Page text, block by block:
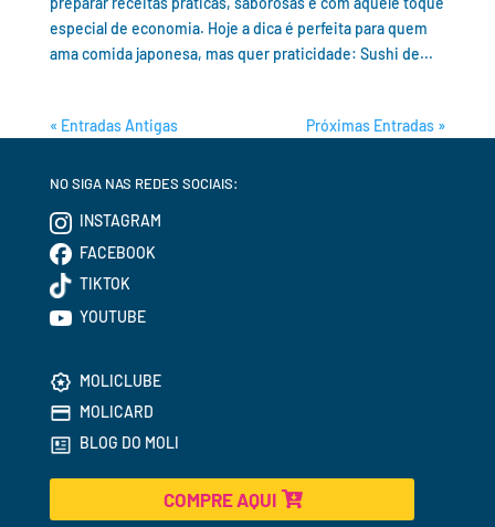
especial de economia. Hoje a dica é perfeita para quem
ama comida japonesa, mas quer praticidade: Sushi de...
« Entradas Antigas Próximas Entradas »
NO SIGA NAS REDES SOCIAIS:
INSTAGRAM
FACEBOOK
TIKTOK
YOUTUBE
MOLICLUBE
MOLICARD
BLOG DO MOLI
COMPRE AQUI